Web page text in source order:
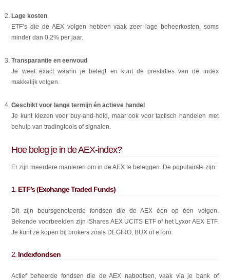
Lage kosten
ETF’s die de AEX volgen hebben vaak zeer lage beheerkosten, soms
minder dan 0,2% per jaar.
Transparantie en eenvoud
Je weet exact waarin je belegt en kunt de prestaties van de index
makkelijk volgen.
Geschikt voor lange termijn én actieve handel
Je kunt kiezen voor buy-and-hold, maar ook voor tactisch handelen met
behulp van tradingtools of signalen.
Hoe beleg je in de AEX-index?
Er zijn meerdere manieren om in de AEX te beleggen. De populairste zijn:
1. ETF’s (Exchange Traded Funds)
Dit zijn beursgenoteerde fondsen die de AEX één op één volgen.
Bekende voorbeelden zijn iShares AEX UCITS ETF of het Lyxor AEX ETF.
Je kunt ze kopen bij brokers zoals DEGIRO, BUX of eToro.
2. Indexfondsen
Actief beheerde fondsen die de AEX nabootsen, vaak via je bank of